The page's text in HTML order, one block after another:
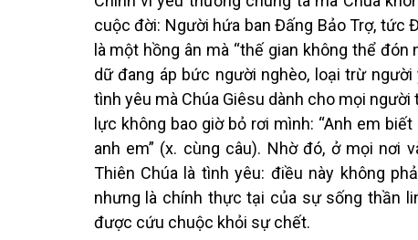
cuộc đời: Người hứa ban Đấng Bảo Trợ, tức
là một hồng ân mà “thế gian không thể
dữ đang áp bức người nghèo, loại trừ
tình yêu mà Chúa Giêsu dành cho mọi
lực không bao giờ bỏ rơi mình: “Anh em
anh em” (x. cùng câu). Nhờ đó, ở mọi
Thiên Chúa là tình yêu: điều này không
nhưng là chính thực tại của sự sống thần
được cứu chuộc khỏi sự chết.